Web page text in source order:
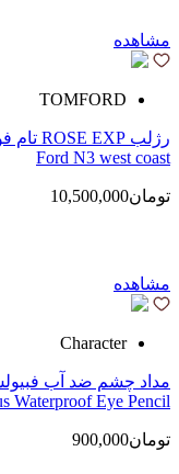
مشاهده
TOMFORD
Ford N3 west coast
تومان10,500,000
مشاهده
Character
Waterproof Eye Pencil
تومان900,000